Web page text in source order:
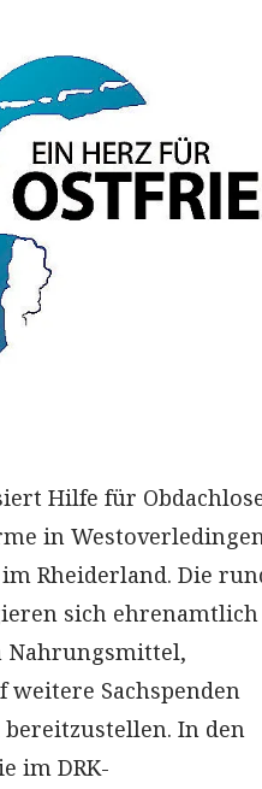
Hilfe für
in
Rheiderland. Die
sich ehrenamtlich
Nahrungsmittel,
Sachspenden
In den
im DRK-